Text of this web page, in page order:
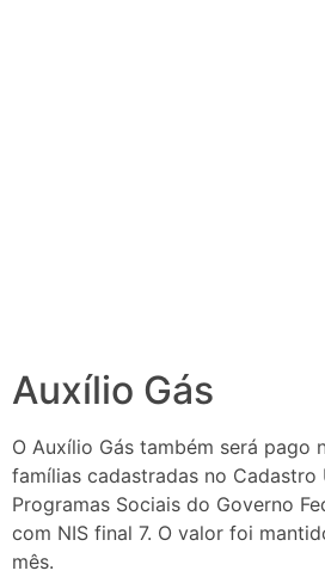
Auxílio Gás
O Auxílio Gás também será pago
famílias cadastradas no Cadastro
Programas Sociais do Governo
com NIS final 7. O valor foi
mês.